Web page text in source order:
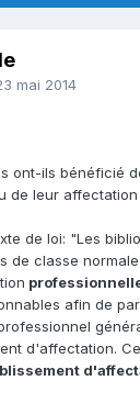
mai 2014
ont-ils bénéficié
de leur affectation
de loi: "Les
de classe
afin de
d'affectation.